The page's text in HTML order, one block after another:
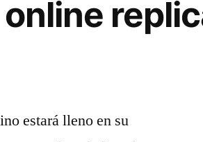
estará lleno en su